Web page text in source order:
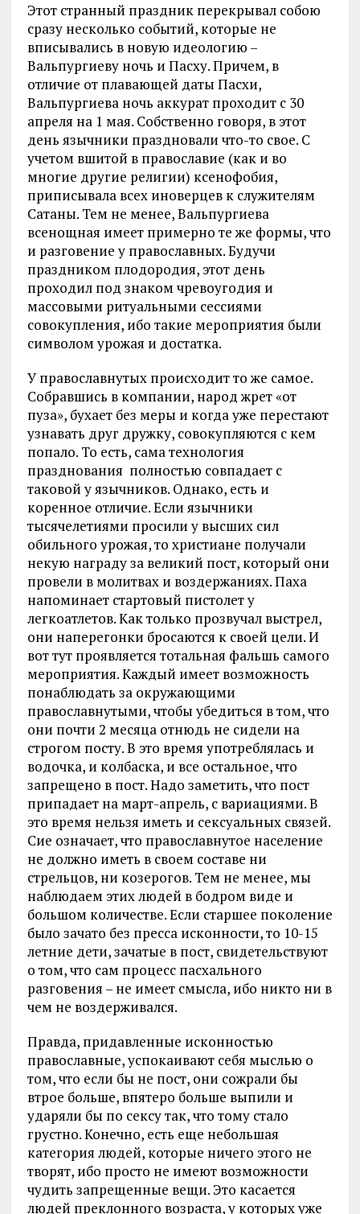
Этот странный праздник перекрывал собою
сразу несколько событий, которые не
вписывались в новую идеологию –
Вальпургиеву ночь и Пасху. Причем, в
отличие от плавающей даты Пасхи,
Вальпургиева ночь аккурат проходит с 30
апреля на 1 мая. Собственно говоря, в этот
день язычники праздновали что-то свое. С
учетом вшитой в православие (как и во
многие другие религии) ксенофобия,
приписывала всех иноверцев к служителям
Сатаны. Тем не менее, Вальпургиева
всенощная имеет примерно те же формы, что
и разговение у православных. Будучи
праздником плодородия, этот день
проходил под знаком чревоугодия и
массовыми ритуальными сессиями
совокупления, ибо такие мероприятия были
символом урожая и достатка.
У православнутых происходит то же самое.
Собравшись в компании, народ жрет «от
пуза», бухает без меры и когда уже перестают
узнавать друг дружку, совокупляются с кем
попало. То есть, сама технология
празднования полностью совпадает с
таковой у язычников. Однако, есть и
коренное отличие. Если язычники
тысячелетиями просили у высших сил
обильного урожая, то христиане получали
некую награду за великий пост, который они
провели в молитвах и воздержаниях. Паха
напоминает стартовый пистолет у
легкоатлетов. Как только прозвучал выстрел,
они наперегонки бросаются к своей цели. И
вот тут проявляется тотальная фальшь самого
мероприятия. Каждый имеет возможность
понаблюдать за окружающими
православнутыми, чтобы убедиться в том, что
они почти 2 месяца отнюдь не сидели на
строгом посту. В это время употреблялась и
водочка, и колбаска, и все остальное, что
запрещено в пост. Надо заметить, что пост
припадает на март-апрель, с вариациями. В
это время нельзя иметь и сексуальных связей.
Сие означает, что православнутое население
не должно иметь в своем составе ни
стрельцов, ни козерогов. Тем не менее, мы
наблюдаем этих людей в бодром виде и
большом количестве. Если старшее поколение
было зачато без пресса исконности, то 10-15
летние дети, зачатые в пост, свидетельствуют
о том, что сам процесс пасхального
разговения – не имеет смысла, ибо никто ни в
чем не воздерживался.
Правда, придавленные исконностью
православные, успокаивают себя мыслью о
том, что если бы не пост, они сожрали бы
втрое больше, впятеро больше выпили и
ударяли бы по сексу так, что тому стало
грустно. Конечно, есть еще небольшая
категория людей, которые ничего этого не
творят, ибо просто не имеют возможности
чудить запрещенные вещи. Это касается
людей преклонного возраста, у которых уже